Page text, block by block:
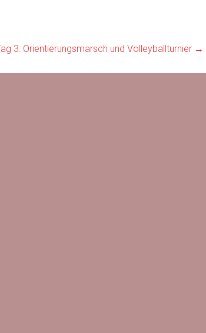
3: Orientierungsmarsch und Volleyballturnier →